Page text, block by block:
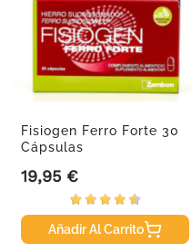
Fisiogen Ferro Forte 30
Cápsulas
Precio
19,95 €
Añadir Al Carrito